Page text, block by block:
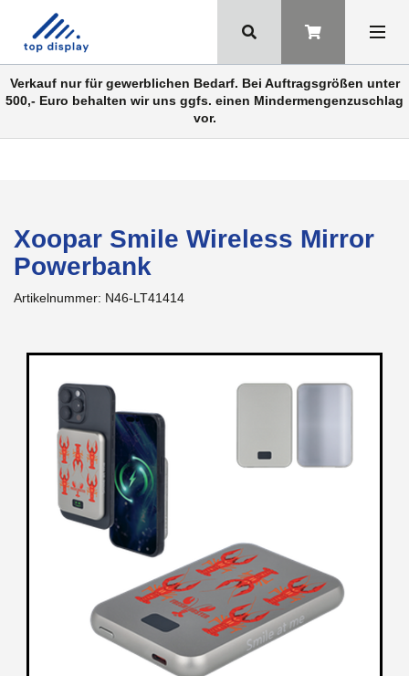
Verkauf nur für gewerblichen Bedarf. Bei Auftragsgrößen unter
500,- Euro behalten wir uns ggfs. einen Mindermengenzuschlag
vor.
Xoopar Smile Wireless Mirror
Powerbank
Artikelnummer: N46-LT41414